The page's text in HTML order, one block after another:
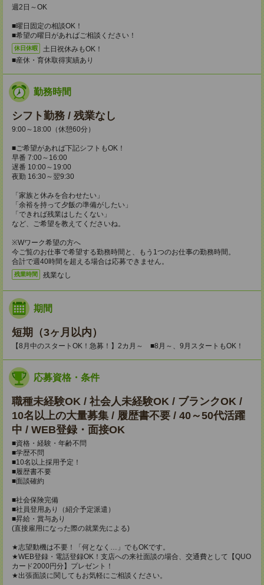
週2日～OK
■曜日固定の相談OK！
■希望の曜日があればご相談ください！
休日休暇
土日祝休みもOK！
■産休・育休取得実績あり
勤務時間
シフト勤務 / 残業なし
9:00～18:00（休憩60分）
■ご希望があれば下記シフトもOK！
早番 7:00～16:00
遅番 10:00～19:00
夜勤 16:30～翌9:30
「家族と休みを合わせたい」
「余裕を持って夕飯の準備がしたい」
「できれば残業はしたくない」
など、ご希望を教えてくださいね。
※Wワーク希望の方へ
今ご覧のお仕事で希望する勤務時間と、もう1つのお仕事の勤務時間。
合計で週40時間を超える場合は応募できません。
残業時間 残業なし
期間
短期（3ヶ月以内）
【8月中のスタートOK！急募！】2カ月～ ■8月～、9月スタートもOK！
応募資格・条件
職種未経験OK / 社会人未経験OK / ブランクOK /
10名以上の大量募集 / 履歴書不要 / 40～50代活躍
中 / WEB登録・面接OK
■資格・経験・年齢不問
■学歴不問
■10名以上採用予定！
■履歴書不要
■面談確約
■社会保険完備
■社員登用あり（紹介予定派遣）
■昇給・賞与あり
(直接雇用になった際の就業先による)
★志望動機は不要！「何となく…」でもOKです。
★WEB登録・電話登録OK！支店への来社面談の場合、交通費として【QUO
カード2000円分】プレゼント！
★出張面談に関してもお気軽にご相談ください。